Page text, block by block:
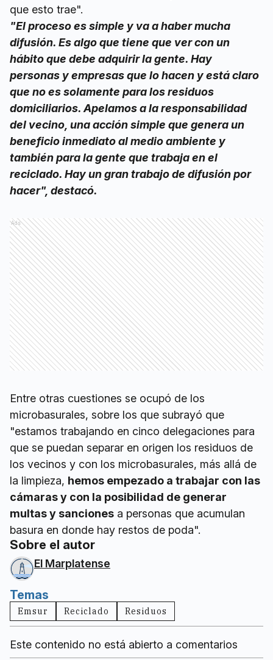
que esto trae".
"El proceso es simple y va a haber mucha
difusión. Es algo que tiene que ver con un
hábito que debe adquirir la gente. Hay
personas y empresas que lo hacen y está claro
que no es solamente para los residuos
domiciliarios. Apelamos a la responsabilidad
del vecino, una acción simple que genera un
beneficio inmediato al medio ambiente y
también para la gente que trabaja en el
reciclado. Hay un gran trabajo de difusión por
hacer", destacó.
Ads
Entre otras cuestiones se ocupó de los
microbasurales, sobre los que subrayó que
"estamos trabajando en cinco delegaciones para
que se puedan separar en origen los residuos de
los vecinos y con los microbasurales, más allá de
la limpieza, hemos empezado a trabajar con las
cámaras y con la posibilidad de generar
multas y sanciones a personas que acumulan
basura en donde hay restos de poda".
Sobre el autor
El Marplatense
Temas
Emsur Reciclado Residuos
Este contenido no está abierto a comentarios